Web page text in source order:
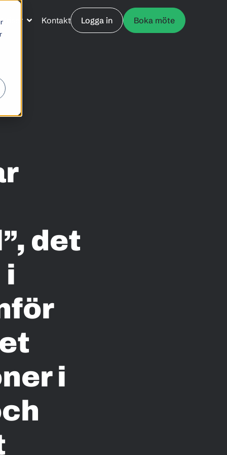
Priser Kontakt Logga in Boka möte
det
i
i